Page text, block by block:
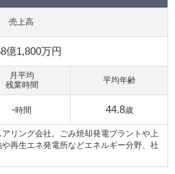
売上高
億1,800万円
月平均
残業時間
-時間
平均年齢
44.8歳
アリング会社。ごみ焼却発電プラントや上
再生エネ発電所などエネルギー分野、社